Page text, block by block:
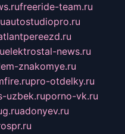
freeride-team.ru
autostudiopro.ru
elektrostal-news.ru
znakomye.ru
pro-otdelky.ru
uzbek.ruporno-vk.ru
adonyev.ru